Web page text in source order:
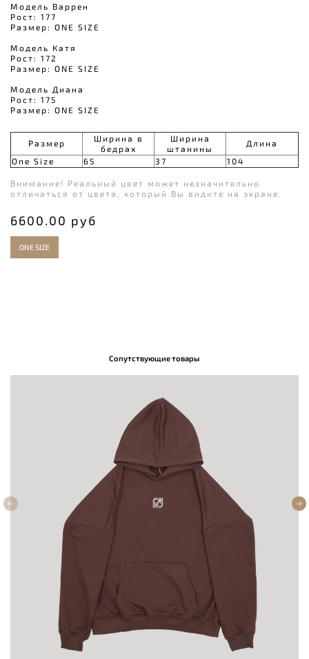
6600.00 руб
ONE SIZE
Модель Варрен
Рост: 177
Размер: ONE SIZE
Модель Катя
Рост: 172
Размер: ONE SIZE
Модель Диана
Рост: 175
Размер: ONE SIZE
Размер
Ширина в
бедрах
Ширина
штанины
Длина
One Size
65 37 104
Внимание! Реальный цвет может незначительно
отличаться от цвета, который Вы видите на экране.
Сопутствующие товары